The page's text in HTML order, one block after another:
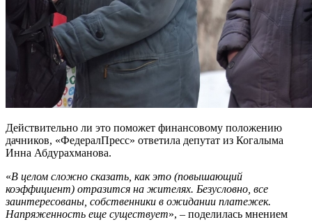
Действительно ли это поможет финансовому положению
дачников, «ФедералПресс» ответила депутат из Когалыма
Инна Абдурахманова.
«В целом сложно сказать, как это (повышающий
коэффициент) отразится на жителях. Безусловно, все
заинтересованы, собственники в ожидании платежек.
Напряженность еще существует», – поделилась мнением